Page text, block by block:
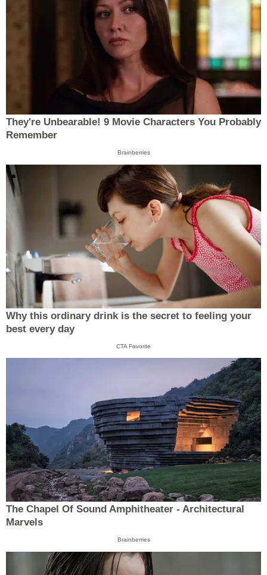
They're Unbearable! 9 Movie Characters You Probably
Remember
Brainberries
Why this ordinary drink is the secret to feeling your
best every day
CTA Favorite
The Chapel Of Sound Amphitheater - Architectural
Marvels
Brainberries